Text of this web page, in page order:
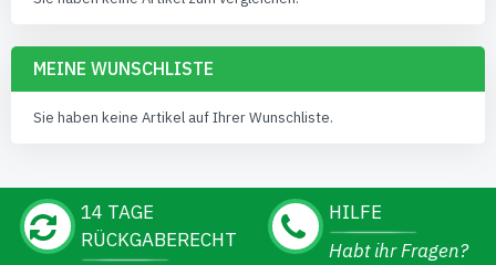
MEINE WUNSCHLISTE
Sie haben keine Artikel auf Ihrer Wunschliste.
14 TAGE
RÜCKGABERECHT
HILFE
Habt ihr Fragen?